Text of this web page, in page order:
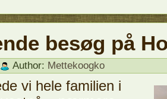
besøg på
Author: Mettekoogko
vi hele familien i